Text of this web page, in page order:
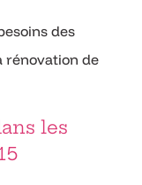
des
rénovation de
les